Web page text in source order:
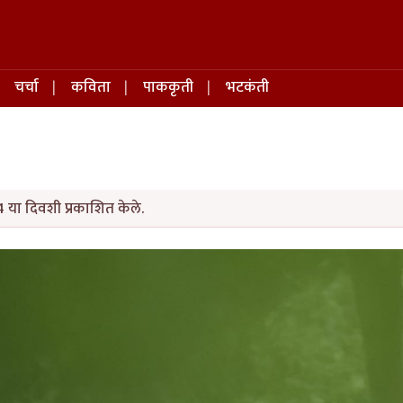
चर्चा कविता पाककृती
भटकंती
दिवशी प्रकाशित केले.